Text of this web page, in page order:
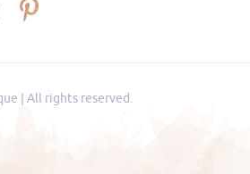
All rights reserved.